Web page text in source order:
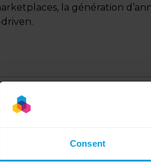
Consent
la génération